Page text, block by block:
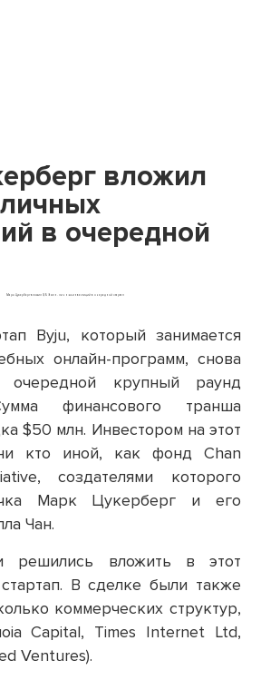
вложил
в очередной
Byju, который занимается
онлайн-программ, снова
очередной крупный раунд
финансового транша
$50 млн. Инвестором на этот
кто иной, как фонд Chan
создателями которого
Марк Цукерберг и его
Чан.
решились вложить в этот
В сделке были также
коммерческих структур,
Capital, Times Internet Ltd,
Ventures).